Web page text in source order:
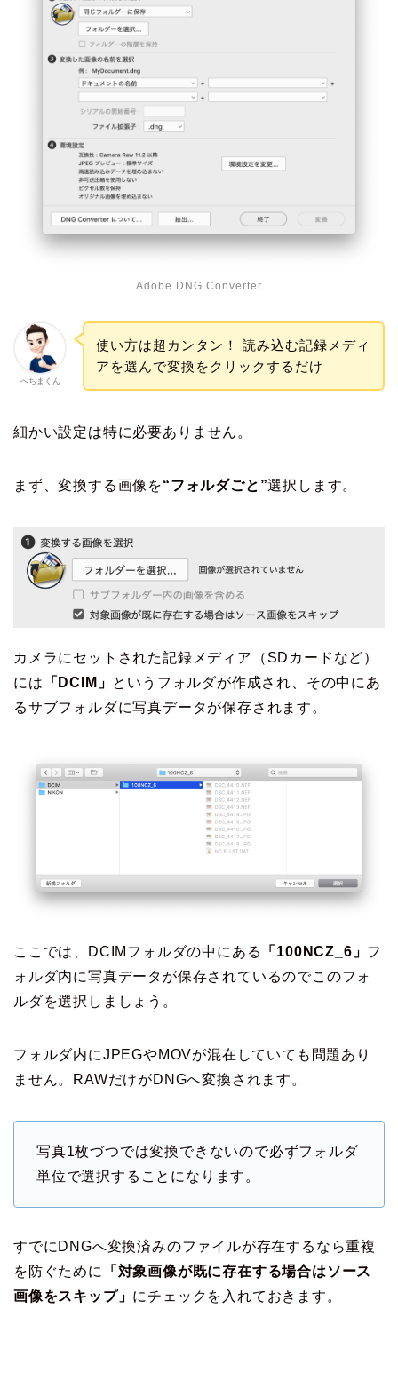
Adobe DNG Converter
へちまくん
使い方は超カンタン！ 読み込む記録メディ
アを選んで変換をクリックするだけ
細かい設定は特に必要ありません。
まず、変換する画像を“フォルダごと”選択します。
カメラにセットされた記録メディア（SDカードなど）
には 「DCIM」 というフォルダが作成され、その中にあ
るサブフォルダに写真データが保存されます。
ここでは、DCIMフォルダの中にある 「100NCZ_6」 フ
ォルダ内に写真データが保存されているのでこのフォ
ルダを選択しましょう。
フォルダ内にJPEGやMOVが混在していても問題あり
ません。RAWだけがDNGへ変換されます。
写真1枚づつでは変換できないので必ずフォルダ
単位で選択することになります。
すでにDNGへ変換済みのファイルが存在するなら重複
を防ぐために
「対象画像が既に存在する場合はソース
画像をスキップ」 にチェックを入れておきます。